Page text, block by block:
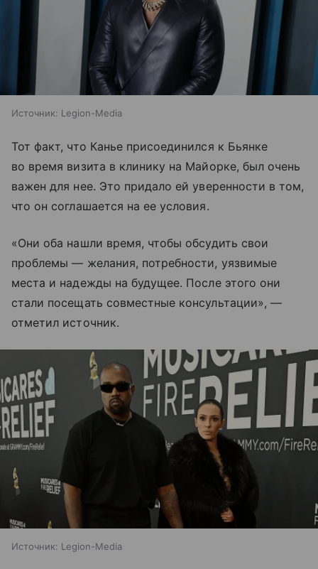
Источник: Legion-Media
Тот факт, что Канье присоединился к Бьянке
во время визита в клинику на Майорке, был очень
важен для нее. Это придало ей уверенности в том,
что он соглашается на ее условия.
«Они оба нашли время, чтобы обсудить свои
проблемы — желания, потребности, уязвимые
места и надежды на будущее. После этого они
стали посещать совместные консультации», —
отметил источник.
Источник: Legion-Media